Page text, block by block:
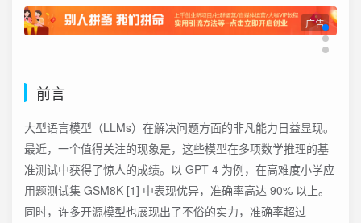
广告
前言
大型语言模型（LLMs）在解决问题方面的非凡能力日益显现。
最近，一个值得关注的现象是，这些模型在多项数学推理的基
准测试中获得了惊人的成绩。以 GPT-4 为例，在高难度小学应
用题测试集 GSM8K [1] 中表现优异，准确率高达 90% 以上。
同时，许多开源模型也展现出了不俗的实力，准确率超过